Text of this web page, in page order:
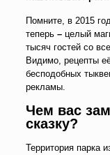
Помните, в 2015
теперь –целый
тысяч гостей со
Видимо, рецепты
бесподобных
рекламы.
Чем вас
сказку?
Территория парка